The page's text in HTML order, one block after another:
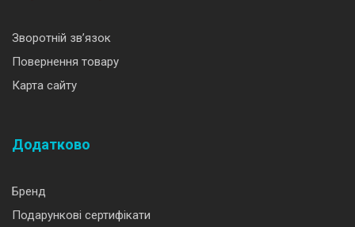
Зворотній зв’язок
Повернення товару
Карта сайту
Додатково
Бренд
Подарункові сертифікати